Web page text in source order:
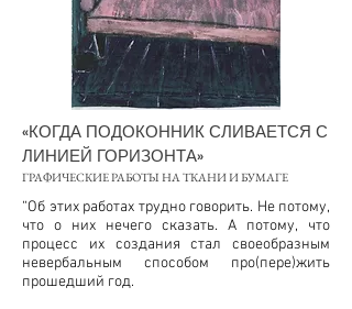
«КОГДА ПОДОКОННИК СЛИВАЕТСЯ С
ЛИНИЕЙ ГОРИЗОНТА»
ГРАФИЧЕСКИЕ РАБОТЫ НА ТКАНИ И БУМАГЕ
“Об этих работах трудно говорить. Не потому,
что о них нечего сказать. А потому, что
процесс их создания стал своеобразным
невербальным способом про(пере)жить
прошедший год.